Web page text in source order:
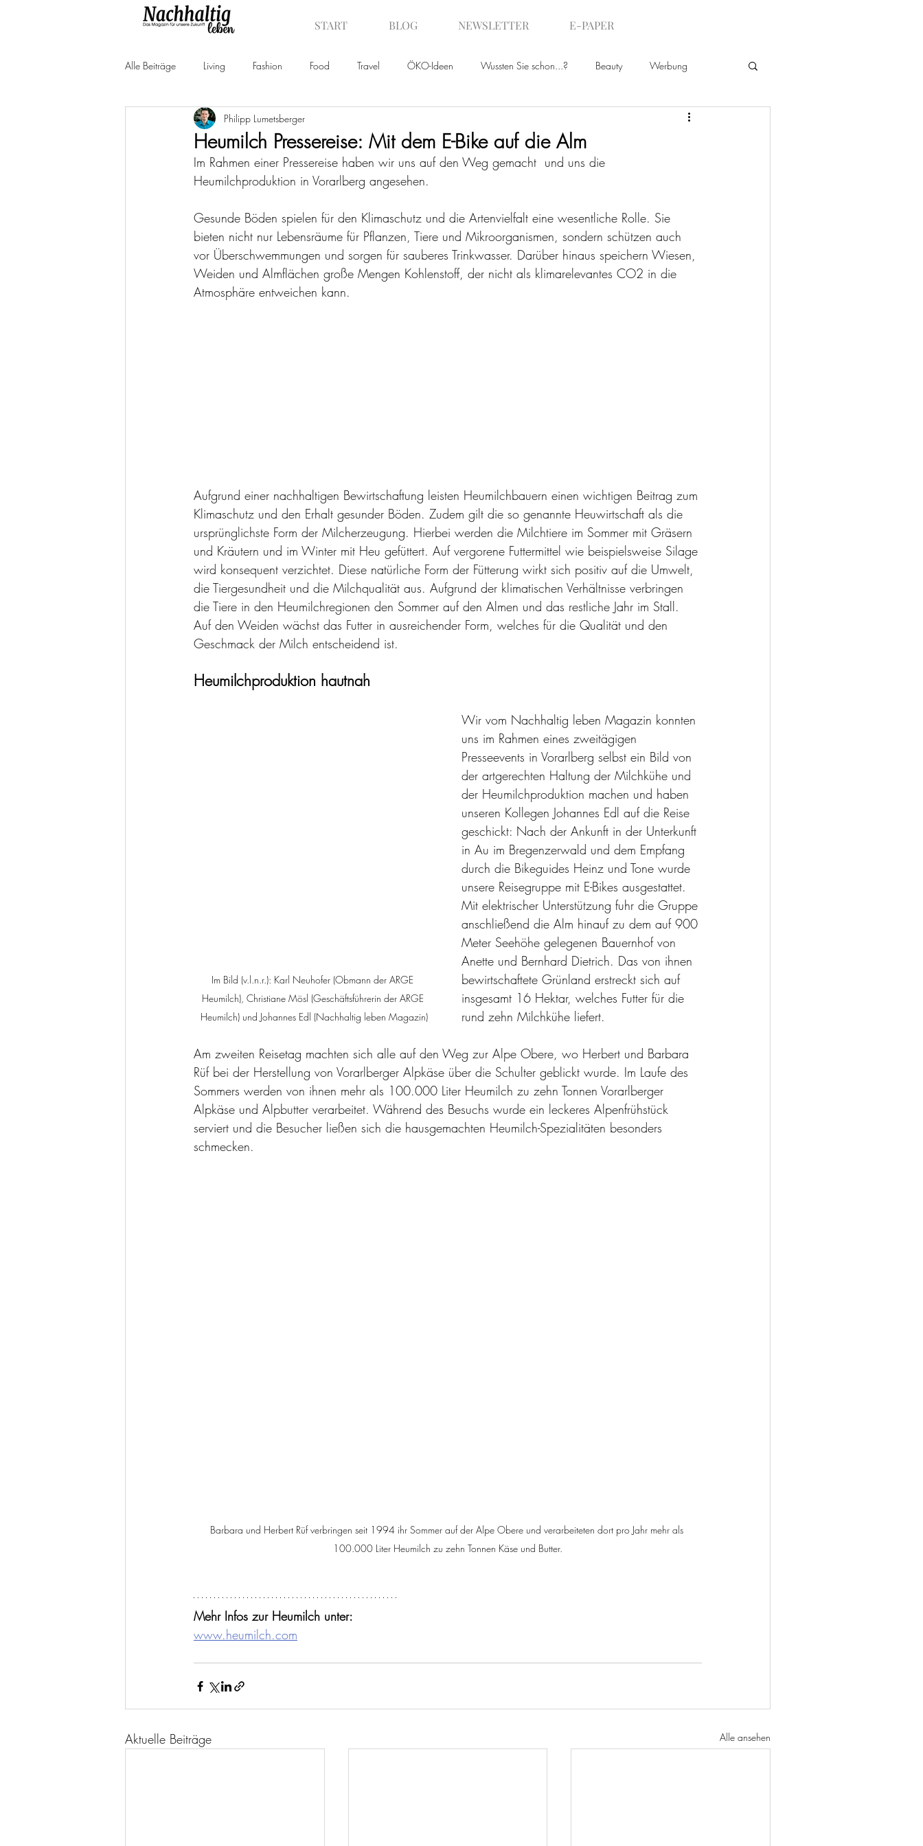
START BLOG NEWSLETTER E-PAPER
Alle Beiträge Living Fashion Food Travel ÖKO-Ideen Wussten Sie schon...? Beauty Werbung
Produkttests Neuheiten News
Heumilch Pressereise: Mit dem E-Bike auf die Alm
Philipp Lumetsberger
Im Rahmen einer Pressereise haben wir uns auf den Weg gemacht  und uns die
Heumilchproduktion in Vorarlberg angesehen.
Gesunde Böden spielen für den Klimaschutz und die Artenvielfalt eine wesentliche Rolle. Sie
bieten nicht nur Lebensräume für Pflanzen, Tiere und Mikroorganismen, sondern schützen auch
vor Überschwemmungen und sorgen für sauberes Trinkwasser. Darüber hinaus speichern Wiesen,
Weiden und Almflächen große Mengen Kohlenstoff, der nicht als klimarelevantes CO2 in die
Atmosphäre entweichen kann.
Aufgrund einer nachhaltigen Bewirtschaftung leisten Heumilchbauern einen wichtigen Beitrag zum
Klimaschutz und den Erhalt gesunder Böden. Zudem gilt die so genannte Heuwirtschaft als die
ursprünglichste Form der Milcherzeugung. Hierbei werden die Milchtiere im Sommer mit Gräsern
und Kräutern und im Winter mit Heu gefüttert. Auf vergorene Futtermittel wie beispielsweise Silage
wird konsequent verzichtet. Diese natürliche Form der Fütterung wirkt sich positiv auf die Umwelt,
die Tiergesundheit und die Milchqualität aus. Aufgrund der klimatischen Verhältnisse verbringen
die Tiere in den Heumilchregionen den Sommer auf den Almen und das restliche Jahr im Stall.
Auf den Weiden wächst das Futter in ausreichender Form, welches für die Qualität und den
Geschmack der Milch entscheidend ist.
Heumilchproduktion hautnah
Im Bild (v.l.n.r.): Karl Neuhofer (Obmann der ARGE
Heumilch), Christiane Mösl (Geschäftsführerin der ARGE
Heumilch) und Johannes Edl (Nachhaltig leben Magazin)
Wir vom Nachhaltig leben Magazin konnten
uns im Rahmen eines zweitägigen
Presseevents in Vorarlberg selbst ein Bild von
der artgerechten Haltung der Milchkühe und
der Heumilchproduktion machen und haben
unseren Kollegen Johannes Edl auf die Reise
geschickt: Nach der Ankunft in der Unterkunft
in Au im Bregenzerwald und dem Empfang
durch die Bikeguides Heinz und Tone wurde
unsere Reisegruppe mit E-Bikes ausgestattet.
Mit elektrischer Unterstützung fuhr die Gruppe
anschließend die Alm hinauf zu dem auf 900
Meter Seehöhe gelegenen Bauernhof von
Anette und Bernhard Dietrich. Das von ihnen
bewirtschaftete Grünland erstreckt sich auf
insgesamt 16 Hektar, welches Futter für die
rund zehn Milchkühe liefert.
Am zweiten Reisetag machten sich alle auf den Weg zur Alpe Obere, wo Herbert und Barbara
Rüf bei der Herstellung von Vorarlberger Alpkäse über die Schulter geblickt wurde. Im Laufe des
Sommers werden von ihnen mehr als 100.000 Liter Heumilch zu zehn Tonnen Vorarlberger
Alpkäse und Alpbutter verarbeitet. Während des Besuchs wurde ein leckeres Alpenfrühstück
serviert und die Besucher ließen sich die hausgemachten Heumilch-Spezialitäten besonders
schmecken.
Barbara und Herbert Rüf verbringen seit 1994 ihr Sommer auf der Alpe Obere und verarbeiteten dort pro Jahr mehr als
100.000 Liter Heumilch zu zehn Tonnen Käse und Butter.
Mehr Infos zur Heumilch unter:
www.heumilch.com
Aktuelle Beiträge Alle ansehen